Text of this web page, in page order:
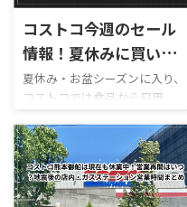
コストコ今週のセール
情報！夏休みに買いた
いお得商品・値下げ品
まとめ【8月最新版】
夏休み・お盆シーズンに入り、
コストコでは食品から日用
品、家電までさまざまな商品
がセール価格になっています。
Yahoo!ニュースでは、コストコ
へ頻繁に通う人などが**「今週
のお得を選抜！嬉しいセール